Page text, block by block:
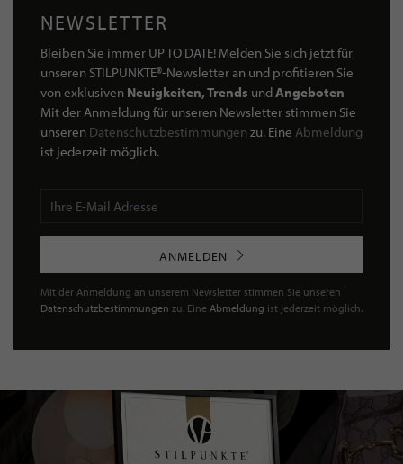
NEWSLETTER
Bleiben Sie immer UP TO DATE! Melden Sie sich jetzt für
unseren STILPUNKTE®-Newsletter an und profitieren Sie
von exklusiven Neuigkeiten, Trends undAngeboten
Mit der Anmeldung für unseren Newsletter stimmen Sie
unseren Datenschutzbestimmungen zu. Eine Abmeldung
ist jederzeit möglich.
ANMELDEN
Mit der Anmeldung an unserem Newsletter stimmen Sie unseren
Datenschutzbestimmungen zu. Eine Abmeldung ist jederzeit möglich.